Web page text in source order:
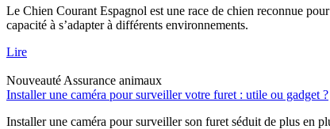
Le Chien Courant Espagnol est une race de chien reconnue
capacité à s’adapter à différents environnements.
Lire
Nouveauté Assurance animaux
Installer une caméra pour surveiller votre furet : utile ou gadget ?
Installer une caméra pour surveiller son furet séduit de plus en